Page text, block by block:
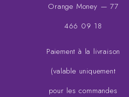
Orange Money — 77
466 09 18
Paiement à la livraison
(valable uniquement
pour les commandes